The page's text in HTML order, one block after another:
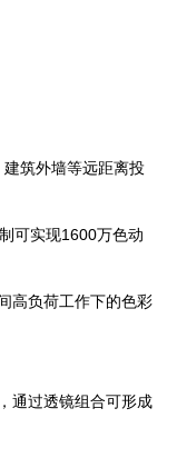
筑外墙等远距离投
可实现1600万色动
高负荷工作下的色彩
通过透镜组合可形成